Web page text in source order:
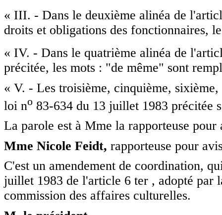
« III. - Dans le deuxième alinéa de
droits et obligations des fonctionnaires,
« IV. - Dans le quatrième alinéa de
précitée, les mots : "de même" sont
« V. - Les troisième, cinquième,
loi no 83-634 du 13 juillet 1983 précitée
La parole est à Mme la rapporteuse pour
Mme Nicole Feidt, rapporteuse pour
C'est un amendement de coordination,
juillet 1983 de l'article 6 ter , adopté par
commission des affaires culturelles.